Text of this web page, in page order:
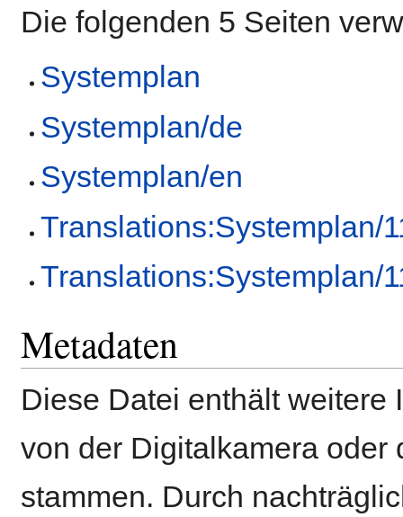
Die folgenden 5 Seiten
Systemplan
Systemplan/de
Systemplan/en
Translations:Systemplan/
Translations:Systemplan/
Metadaten
Diese Datei enthält weitere
von der Digitalkamera oder
stammen. Durch